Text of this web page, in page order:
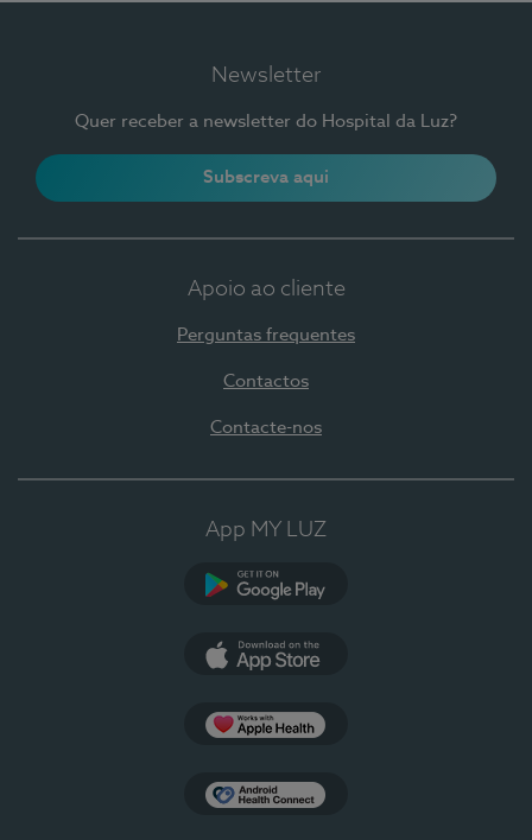
Newsletter
Quer receber a newsletter do Hospital da Luz?
Subscreva aqui
Apoio ao cliente
Perguntas frequentes
Contactos
Contacte-nos
App MY LUZ